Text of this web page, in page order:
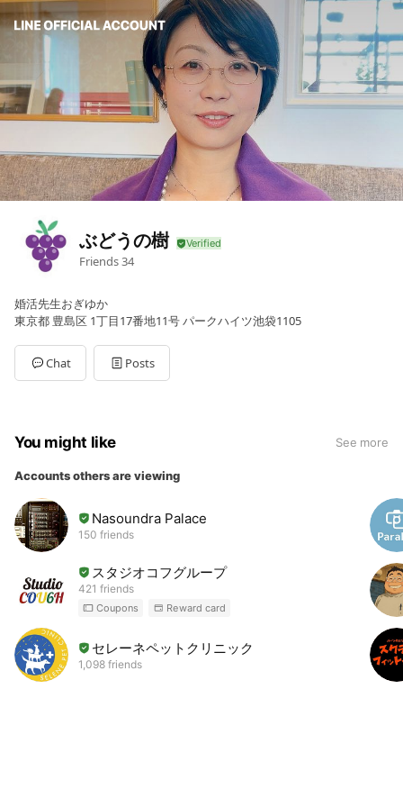
ぶどうの樹
Friends34
婚活先生おぎゆか
東京都 豊島区 1丁目17番地11号 パークハイツ池袋1105
Chat Posts
You might like See more
Accounts others are viewing
Nasoundra Palace
150 friends
スタジオコフグループ
421 friends
Coupons Reward card
セレーネペットクリニック
1,098 friends